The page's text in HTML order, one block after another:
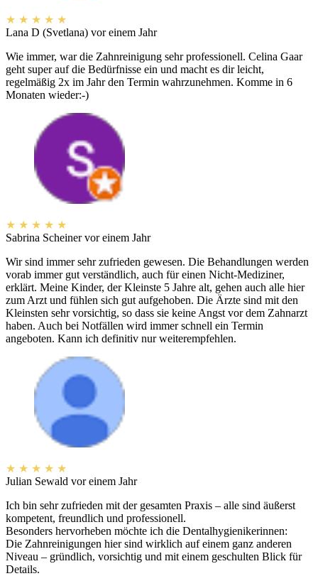
★ ★ ★ ★ ★
Lana D (Svetlana) vor einem Jahr
Wie immer, war die Zahnreinigung sehr professionell. Celina Gaar
geht super auf die Bedürfnisse ein und macht es dir leicht,
regelmäßig 2x im Jahr den Termin wahrzunehmen. Komme in 6
Monaten wieder:-)
★ ★ ★ ★ ★
Sabrina Scheiner vor einem Jahr
Wir sind immer sehr zufrieden gewesen. Die Behandlungen werden
vorab immer gut verständlich, auch für einen Nicht-Mediziner,
erklärt. Meine Kinder, der Kleinste 5 Jahre alt, gehen auch alle hier
zum Arzt und fühlen sich gut aufgehoben. Die Ärzte sind mit den
Kleinsten sehr vorsichtig, so dass sie keine Angst vor dem Zahnarzt
haben. Auch bei Notfällen wird immer schnell ein Termin
angeboten. Kann ich definitiv nur weiterempfehlen.
★ ★ ★ ★ ★
Julian Sewald vor einem Jahr
Ich bin sehr zufrieden mit der gesamten Praxis – alle sind äußerst
kompetent, freundlich und professionell.
Besonders hervorheben möchte ich die Dentalhygienikerinnen:
Die Zahnreinigungen hier sind wirklich auf einem ganz anderen
Niveau – gründlich, vorsichtig und mit einem geschulten Blick für
Details.